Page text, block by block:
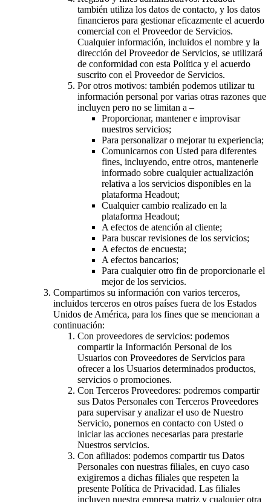
también utiliza los datos de contacto, y los datos
financieros para gestionar eficazmente el acuerdo
comercial con el Proveedor de Servicios.
Cualquier información, incluidos el nombre y la
dirección del Proveedor de Servicios, se utilizará
de conformidad con esta Política y el acuerdo
suscrito con el Proveedor de Servicios.
Por otros motivos: también podemos utilizar tu
información personal por varias otras razones que
incluyen pero no se limitan a –
Proporcionar, mantener e improvisar
nuestros servicios;
Para personalizar o mejorar tu experiencia;
Comunicarnos con Usted para diferentes
fines, incluyendo, entre otros, mantenerle
informado sobre cualquier actualización
relativa a los servicios disponibles en la
plataforma Headout;
Cualquier cambio realizado en la
plataforma Headout;
A efectos de atención al cliente;
Para buscar revisiones de los servicios;
A efectos de encuesta;
A efectos bancarios;
Para cualquier otro fin de proporcionarle el
mejor de los servicios.
Compartimos su información con varios terceros,
incluidos terceros en otros países fuera de los Estados
Unidos de América, para los fines que se mencionan a
continuación:
Con proveedores de servicios: podemos
compartir la Información Personal de los
Usuarios con Proveedores de Servicios para
ofrecer a los Usuarios determinados productos,
servicios o promociones.
Con Terceros Proveedores: podremos compartir
sus Datos Personales con Terceros Proveedores
para supervisar y analizar el uso de Nuestro
Servicio, ponernos en contacto con Usted o
iniciar las acciones necesarias para prestarle
Nuestros servicios.
Con afiliados: podemos compartir tus Datos
Personales con nuestras filiales, en cuyo caso
exigiremos a dichas filiales que respeten la
presente Política de Privacidad. Las filiales
incluyen nuestra empresa matriz y cualquier otra